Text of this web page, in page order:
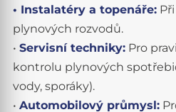
• Instalatéry a topenáře:Při
plynových rozvodů.
• Servisní techniky:Pro
kontrolu plynových
vody, sporáky).
• Automobilový průmysl: